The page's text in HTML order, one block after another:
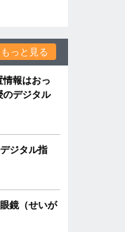
もっと見る
報はおっ
デジタル
ジタル指
鏡（せいが